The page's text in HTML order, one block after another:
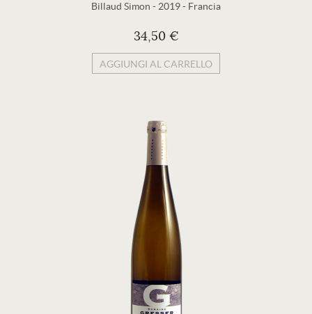
Billaud Simon - 2019- Francia
34,50 €
AGGIUNGI AL CARRELLO